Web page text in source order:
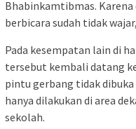
Bhabinkamtibmas. Karena
berbicara sudah tidak
Pada kesempatan lain di
tersebut kembali datang
pintu gerbang tidak
hanya dilakukan di area
sekolah.